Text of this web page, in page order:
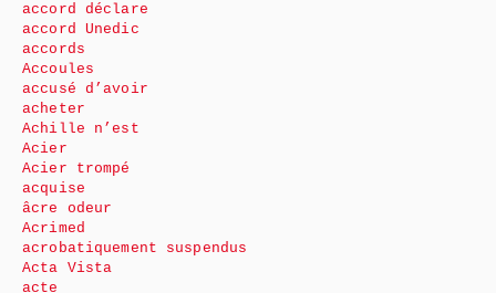
accord déclare
accord Unedic
accords
Accoules
accusé d’avoir
acheter
Achille n’est
Acier
Acier trompé
acquise
âcre odeur
Acrimed
acrobatiquement suspendus
Acta Vista
acte